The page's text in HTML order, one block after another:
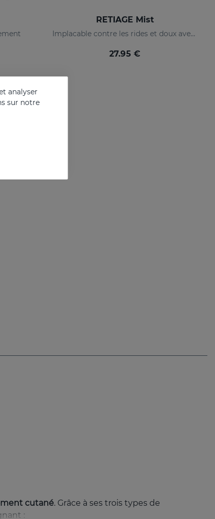
RETIAGE Mist
Implacable contre les rides et doux avec votre peau
27.95 €
cutané. Grâce à ses trois types de
:
analyser
sur notre